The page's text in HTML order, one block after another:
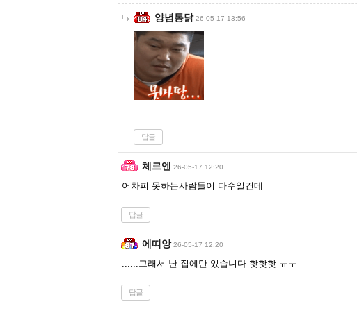
양념통닭 26-05-17 13:56
답글
체르엔 26-05-17 12:20
어차피 못하는사람들이 다수일건데
답글
에띠앙 26-05-17 12:20
......그래서 난 집에만 있습니다 핫핫핫 ㅠㅜ
답글